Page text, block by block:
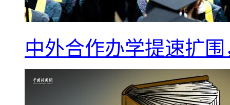
中外合作办学提速扩